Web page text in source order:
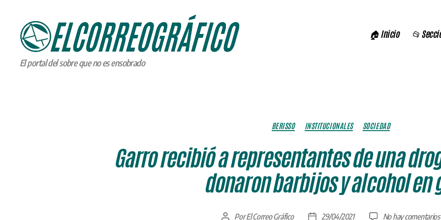
ELCORREOGRÁFICO
El portal del sobre que no es ensobrado
🏠 Inicio 📂
Categorías
BERISSO INSTITUCIONALES SOCIEDAD
Garro recibió a representantes de una
donaron barbijos y alcohol en
Autor
PorEl Correo Gráfico
Fecha29/04/2021 No hay comentarios